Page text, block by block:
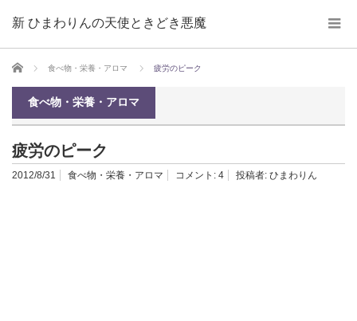
新 ひまわりんの天使ときどき悪魔
ホーム 食べ物・栄養・アロマ 疲労のピーク
食べ物・栄養・アロマ
疲労のピーク
2012/8/31 食べ物・栄養・アロマ コメント: 4 投稿者: ひまわりん